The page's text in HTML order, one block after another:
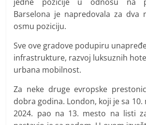
Barselona je napredovala za dva
osmu poziciju.
Sve ove gradove podupiru
infrastrukture, razvoj luksuznih
urbana mobilnost.
Za neke druge evropske
dobra godina. London, koji je sa 10.
2024. pao na 13. mesto na listi